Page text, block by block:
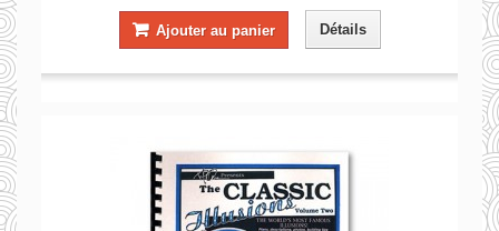
Ajouter au panier Détails